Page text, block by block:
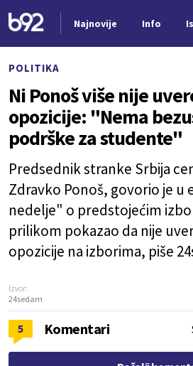
Najnovije Info
POLITIKA
Ni Ponoš više nije
opozicije: "Nema
podrške za studente"
Predsednik stranke Srbija
Zdravko Ponoš, govorio je u
nedelje" o predstojećim
prilikom pokazao da nije
opozicije na izborima, piše
Izvor:
24sedam
5 Komentari